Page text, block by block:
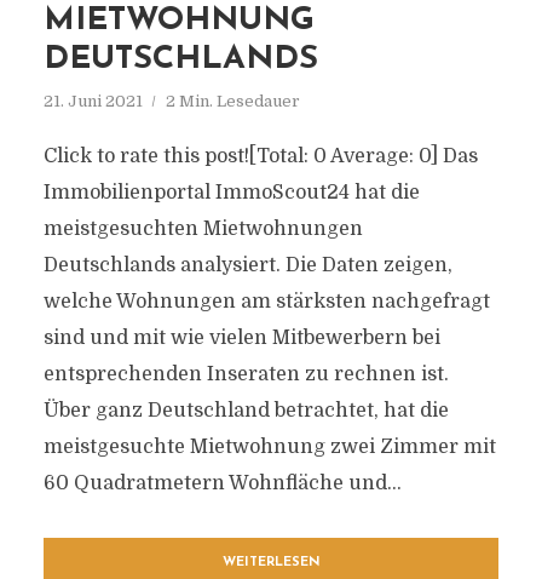
MIETWOHNUNG
DEUTSCHLANDS
21. Juni 2021 2 Min. Lesedauer
Click to rate this post![Total: 0 Average: 0] Das
Immobilienportal ImmoScout24 hat die
meistgesuchten Mietwohnungen
Deutschlands analysiert. Die Daten zeigen,
welche Wohnungen am stärksten nachgefragt
sind und mit wie vielen Mitbewerbern bei
entsprechenden Inseraten zu rechnen ist.
Über ganz Deutschland betrachtet, hat die
meistgesuchte Mietwohnung zwei Zimmer mit
60 Quadratmetern Wohnfläche und...
WEITERLESEN